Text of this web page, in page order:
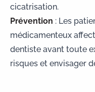
cicatrisation.
Prévention : Les
médicamenteux
dentiste avant toute
risques et envisager